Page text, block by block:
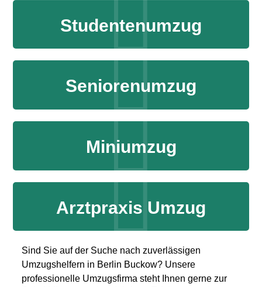
Studentenumzug
Seniorenumzug
Miniumzug
Arztpraxis Umzug
Sind Sie auf der Suche nach zuverlässigen
Umzugshelfern in Berlin Buckow? Unsere
professionelle Umzugsfirma steht Ihnen gerne zur